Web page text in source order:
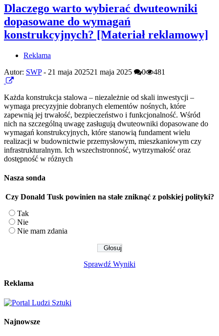
Dlaczego warto wybierać dwuteowniki
dopasowane do wymagań
konstrukcyjnych? [Materiał reklamowy]
Reklama
Autor: SWP- 21 maja 202521 maja 2025 0 481
Każda konstrukcja stalowa – niezależnie od skali inwestycji –
wymaga precyzyjnie dobranych elementów nośnych, które
zapewnią jej trwałość, bezpieczeństwo i funkcjonalność. Wśród
nich na szczególną uwagę zasługują dwuteowniki dopasowane do
wymagań konstrukcyjnych, które stanowią fundament wielu
realizacji w budownictwie przemysłowym, mieszkaniowym czy
infrastrukturalnym. Ich wszechstronność, wytrzymałość oraz
dostępność w różnych
Nasza sonda
Czy Donald Tusk powinien na stałe zniknąć z polskiej polityki?
Tak
Nie
Nie mam zdania
Sprawdź Wyniki
Reklama
Najnowsze